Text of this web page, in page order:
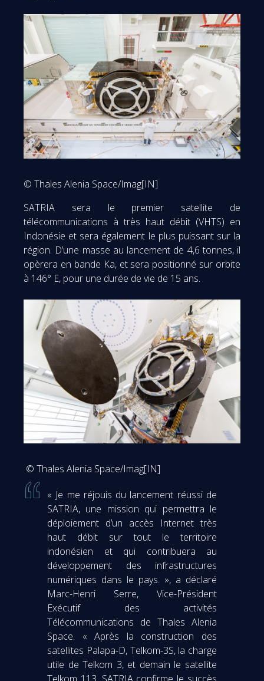
© Thales Alenia Space/Imag[IN]
SATRIA sera le premier satellite de
télécommunications à très haut débit (VHTS) en
Indonésie et sera également le plus puissant sur la
région. D’une masse au lancement de 4,6 tonnes, il
opèrera en bande Ka, et sera positionné sur orbite
à 146° E, pour une durée de vie de 15 ans.
© Thales Alenia Space/Imag[IN]
« Je me réjouis du lancement réussi de
SATRIA, une mission qui permettra le
déploiement d’un accès Internet très
haut débit sur tout le territoire
indonésien et qui contribuera au
développement des infrastructures
numériques dans le pays. », a déclaré
Marc-Henri Serre, Vice-Président
Exécutif des activités
Télécommunications de Thales Alenia
Space. « Après la construction des
satellites Palapa-D, Telkom-3S, la charge
utile de Telkom 3, et demain le satellite